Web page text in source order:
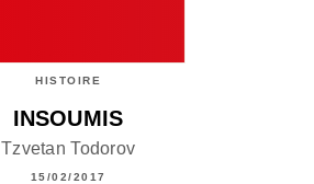
HISTOIRE
INSOUMIS
Tzvetan Todorov
15/02/2017